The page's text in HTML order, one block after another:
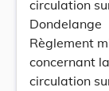
circulation
Dondelange
Règlement
concernant
circulation